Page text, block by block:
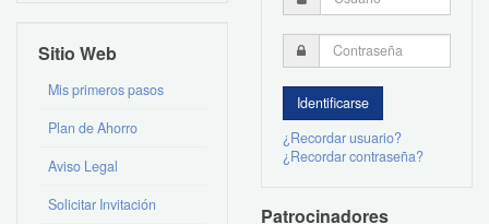
Sitio Web
Mis primeros pasos
Plan de Ahorro
Aviso Legal
Solicitar Invitación
¿Recordar usuario?
¿Recordar contraseña?
Patrocinadores